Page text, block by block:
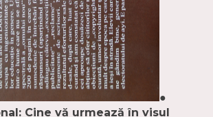
●
Cine vă urmează în visul